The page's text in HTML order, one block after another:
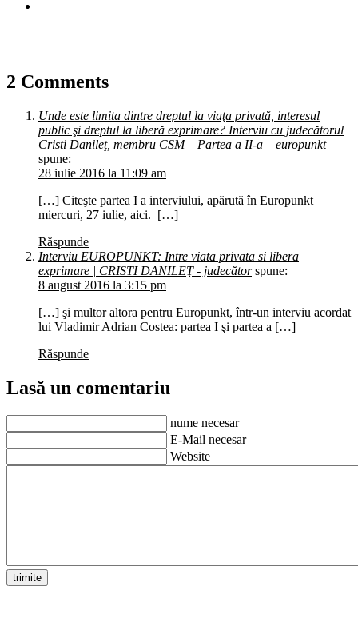
2 Comments
Unde este limita dintre dreptul la viaţa privată, interesul
public şi dreptul la liberă exprimare? Interviu cu judecătorul
Cristi Danileţ, membru CSM – Partea a II-a – europunkt
spune:
28 iulie 2016 la 11:09 am
[…] Citeşte partea I a interviului, apărută în Europunkt
miercuri, 27 iulie, aici. […]
Răspunde
Interviu EUROPUNKT: Intre viata privata si libera
exprimare | CRISTI DANILEŢ - judecător spune:
8 august 2016 la 3:15 pm
[…] şi multor altora pentru Europunkt, într-un interviu acordat
lui Vladimir Adrian Costea: partea I şi partea a […]
Răspunde
Lasă un comentariu
nume necesar
E-Mail necesar
Website